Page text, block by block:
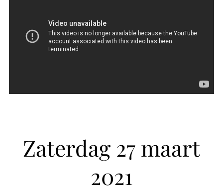
Zaterdag 27 maart
2021